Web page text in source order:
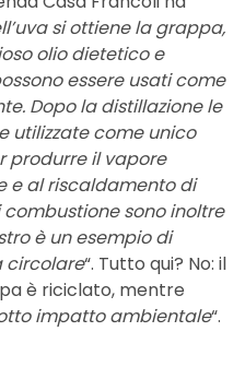
si ottiene la grappa,
olio dietetico e
essere usati come
Dopo la distillazione le
utilizzate come unico
produrre il vapore
e al riscaldamento di
combustione sono inoltre
è un esempio di
circolare“. Tutto qui? No: il
è riciclato, mentre
impatto ambientale“.